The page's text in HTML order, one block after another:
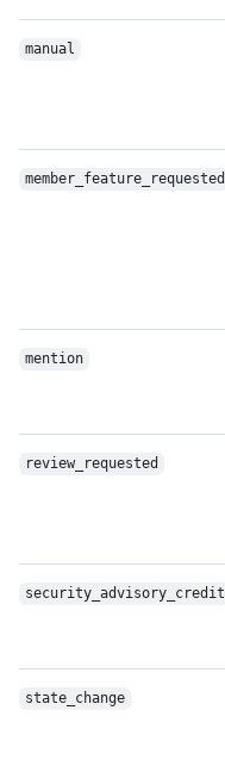
manual
member_feature_requested
mention
review_requested
security_advisory_credit
state_change